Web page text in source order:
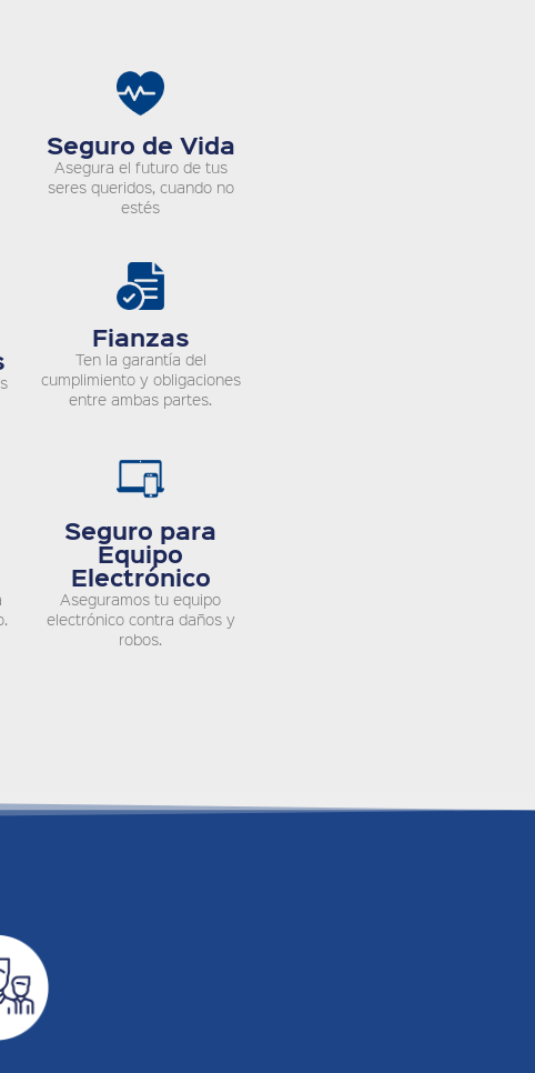
Seguro de Vida
Asegura el futuro de tus
seres queridos, cuando no
estés
Fianzas
Ten la garantía del
cumplimiento y obligaciones
entre ambas partes.
Seguro para
Equipo
Electrónico
Aseguramos tu equipo
electrónico contra daños y
robos.